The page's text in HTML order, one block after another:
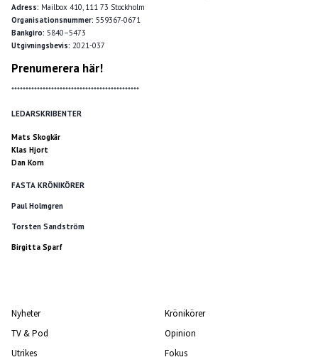
Adress: Mailbox 410, 111 73 Stockholm
Organisationsnummer: 559367-0671
Bankgiro: 5840–5473
Utgivningsbevis: 2021-037
Prenumerera här!
*********************************************
LEDARSKRIBENTER
Mats Skogkär
Klas Hjort
Dan Korn
FASTA KRÖNIKÖRER
Paul Holmgren
Torsten Sandström
Birgitta Sparf
Nyheter
TV & Pod
Utrikes
Krönikörer
Opinion
Fokus